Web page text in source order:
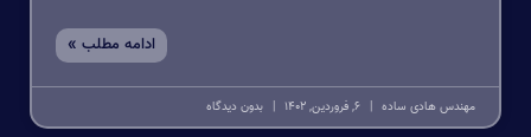
ادامه مطلب »
مهندس هادی ساده بدون دیدگاه